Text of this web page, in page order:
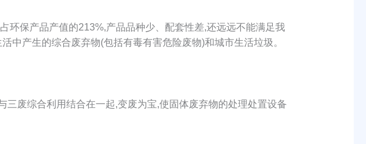
环保产品产值的213%,产品品种少、配套性差,还远远不能满足我
中产生的综合废弃物(包括有毒有害危险废物)和城市生活垃圾。
废综合利用结合在一起,变废为宝,使固体废弃物的处理处置设备